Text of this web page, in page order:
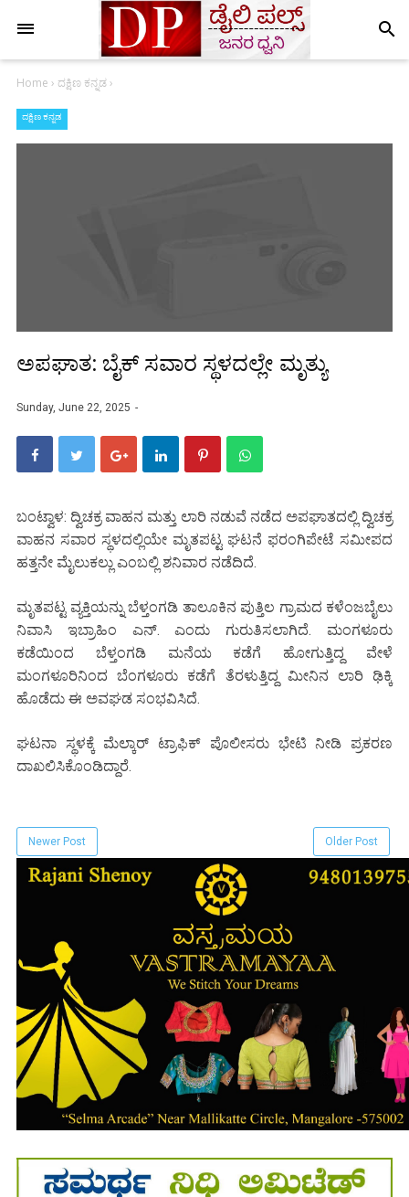
search
Home › ದಕ್ಷಿಣ ಕನ್ನಡ›
ದಕ್ಷಿಣ ಕನ್ನಡ
ಅಪಘಾತ: ಬೈಕ್ ಸವಾರ ಸ್ಥಳದಲ್ಲೇ ಮೃತ್ಯು
Sunday, June 22, 2025
ಬಂಟ್ವಾಳ: ದ್ವಿಚಕ್ರ ವಾಹನ ಮತ್ತು ಲಾರಿ ನಡುವೆ ನಡೆದ ಅಪಘಾತದಲ್ಲಿ ದ್ವಿಚಕ್ರ
ವಾಹನ ಸವಾರ ಸ್ಥಳದಲ್ಲಿಯೇ ಮೃತಪಟ್ಟ ಘಟನೆ ಫರಂಗಿಪೇಟೆ ಸಮೀಪದ
ಹತ್ತನೇ ಮೈಲುಕಲ್ಲು ಎಂಬಲ್ಲಿ ಶನಿವಾರ ನಡೆದಿದೆ.
ಮೃತಪಟ್ಟ ವ್ಯಕ್ತಿಯನ್ನು ಬೆಳ್ತಂಗಡಿ ತಾಲೂಕಿನ ಪುತ್ತಿಲ ಗ್ರಾಮದ ಕಳೆಂಜಬೈಲು
ನಿವಾಸಿ ಇಬ್ರಾಹಿಂ ಎನ್. ಎಂದು ಗುರುತಿಸಲಾಗಿದೆ. ಮಂಗಳೂರು
ಕಡೆಯಿಂದ ಬೆಳ್ತಂಗಡಿ ಮನೆಯ ಕಡೆಗೆ ಹೋಗುತ್ತಿದ್ದ ವೇಳೆ
ಮಂಗಳೂರಿನಿಂದ ಬೆಂಗಳೂರು ಕಡೆಗೆ ತೆರಳುತ್ತಿದ್ದ ಮೀನಿನ ಲಾರಿ ಢಿಕ್ಕಿ
ಹೊಡೆದು ಈ ಅವಘಡ ಸಂಭವಿಸಿದೆ.
ಘಟನಾ ಸ್ಥಳಕ್ಕೆ ಮೆಲ್ಕಾರ್ ಟ್ರಾಫಿಕ್ ಪೊಲೀಸರು ಭೇಟಿ ನೀಡಿ ಪ್ರಕರಣ
ದಾಖಲಿಸಿಕೊಂಡಿದ್ದಾರೆ.
Newer Post Older Post